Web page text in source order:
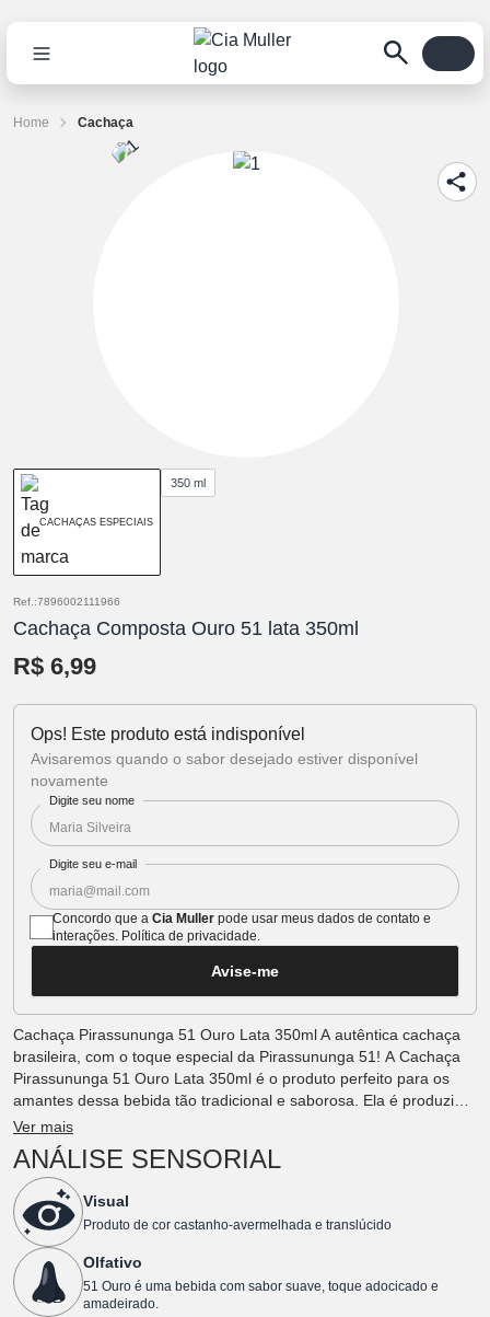
Home Cachaça
CACHAÇAS ESPECIAIS
350 ml
Ref.:7896002111966
Cachaça Composta Ouro 51 lata 350ml
R$ 6,99
Ops! Este produto está indisponível
Avisaremos quando o sabor desejado estiver disponível
novamente
Digite seu nome
Digite seu e-mail
Concordo que a Cia Muller pode usar meus dados de contato e
interações. Política de privacidade.
Avise-me
Cachaça Pirassununga 51 Ouro Lata 350ml A autêntica cachaça
brasileira, com o toque especial da Pirassununga 51! A Cachaça
Pirassununga 51 Ouro Lata 350ml é o produto perfeito para os
amantes dessa bebida tão tradicional e saborosa. Ela é produzida
com todo o cuidado e expertise da marca Pirassununga 51,
conhecida por sua excelência na fabricação de cachaças de
qualidade. Com uma embalagem prática e moderna, a Cachaça
Pirassununga 51 Ouro Lata 350ml é perfeita para levar em
viagens, festas e momentos de descontração. Seu tamanho
compacto permite que você desfrute desse delicioso destilado em
qualquer lugar.
Ver mais
ANÁLISE SENSORIAL
Visual
Produto de cor castanho-avermelhada e translúcido
Olfativo
51 Ouro é uma bebida com sabor suave, toque adocicado e
amadeirado.